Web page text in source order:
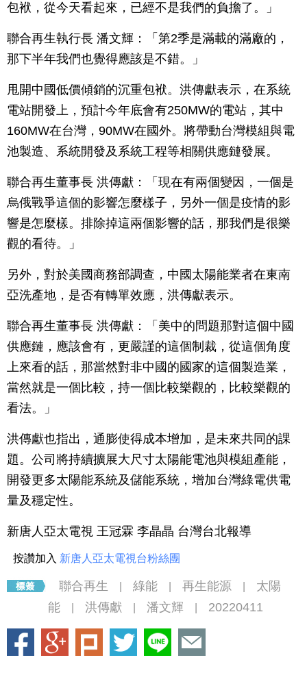
包袱，從今天看起來，已經不是我們的負擔了。」
聯合再生執行長 潘文輝：「第2季是滿載的滿廠的，
那下半年我們也覺得應該是不錯。」
甩開中國低價傾銷的沉重包袱。洪傳獻表示，在系統
電站開發上，預計今年底會有250MW的電站，其中
160MW在台灣，90MW在國外。將帶動台灣模組與電
池製造、系統開發及系統工程等相關供應鏈發展。
聯合再生董事長 洪傳獻：「現在有兩個變因，一個是
烏俄戰爭這個的影響怎麼樣子，另外一個是疫情的影
響是怎麼樣。排除掉這兩個影響的話，那我們是很樂
觀的看待。」
另外，對於美國商務部調查，中國太陽能業者在東南
亞洗產地，是否有轉單效應，洪傳獻表示。
聯合再生董事長 洪傳獻：「美中的問題那對這個中國
供應鏈，應該會有，更嚴謹的這個制裁，從這個角度
上來看的話，那當然對非中國的國家的這個製造業，
當然就是一個比較，持一個比較樂觀的，比較樂觀的
看法。」
洪傳獻也指出，通膨使得成本增加，是未來共同的課
題。公司將持續擴展大尺寸太陽能電池與模組產能，
開發更多太陽能系統及儲能系統，增加台灣綠電供電
量及穩定性。
新唐人亞太電視 王冠霖 李晶晶 台灣台北報導
按讚加入 新唐人亞太電視台粉絲團
聯合再生 綠能 再生能源
太陽
能
洪傳獻 潘文輝 20220411